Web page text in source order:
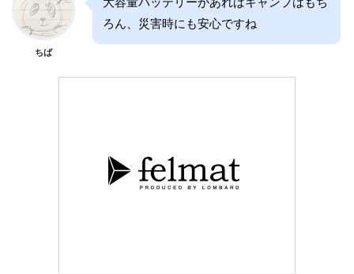
ちば
ろん、災害時にも安心ですね